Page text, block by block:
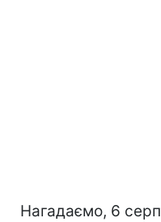
Нагадаємо, 6